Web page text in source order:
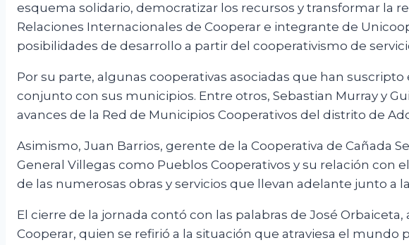
esquema solidario, democratizar los recursos y transformar la
Relaciones Internacionales de Cooperar e integrante de
posibilidades de desarrollo a partir del cooperativismo de
Por su parte, algunas cooperativas asociadas que han
conjunto con sus municipios. Entre otros, Sebastian Murray y
avances de la Red de Municipios Cooperativos del distrito de
Asimismo, Juan Barrios, gerente de la Cooperativa de Cañada
General Villegas como Pueblos Cooperativos y su relación
de las numerosas obras y servicios que llevan adelante junto a
El cierre de la jornada contó con las palabras de José
Cooperar, quien se refirió a la situación que atraviesa el mundo